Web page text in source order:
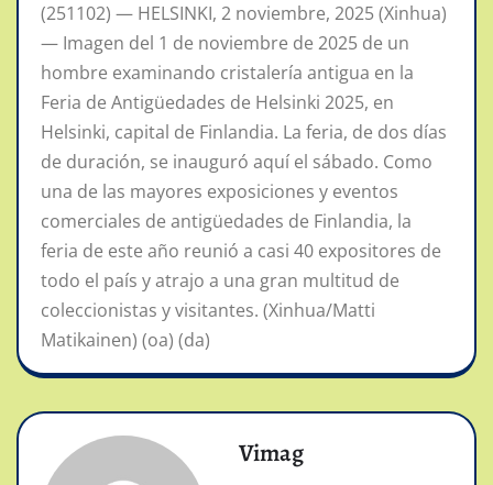
(251102) — HELSINKI, 2 noviembre, 2025 (Xinhua)
— Imagen del 1 de noviembre de 2025 de un
hombre examinando cristalería antigua en la
Feria de Antigüedades de Helsinki 2025, en
Helsinki, capital de Finlandia. La feria, de dos días
de duración, se inauguró aquí el sábado. Como
una de las mayores exposiciones y eventos
comerciales de antigüedades de Finlandia, la
feria de este año reunió a casi 40 expositores de
todo el país y atrajo a una gran multitud de
coleccionistas y visitantes. (Xinhua/Matti
Matikainen) (oa) (da)
Vimag